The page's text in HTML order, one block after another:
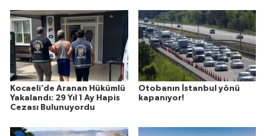
Kocaeli’de Aranan Hükümlü
Yakalandı: 29 Yıl 1 Ay Hapis
Cezası Bulunuyordu
Otobanın İstanbul yönü
kapanıyor!